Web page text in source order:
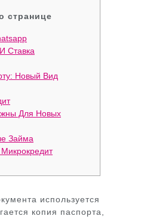
странице
Ставка
Новый Вид
Для Новых
Займа
используется
копия паспорта,